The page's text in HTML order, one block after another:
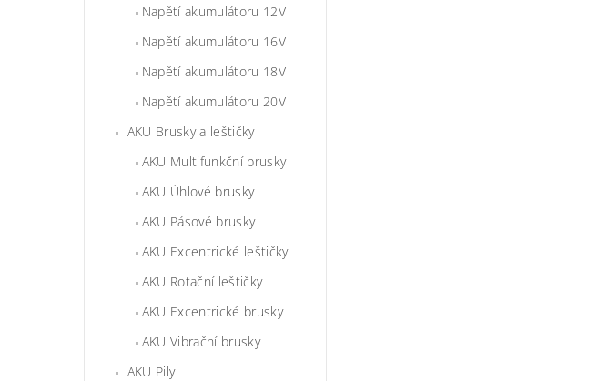
Napětí akumulátoru 12V
Napětí akumulátoru 16V
Napětí akumulátoru 18V
Napětí akumulátoru 20V
AKU Brusky a leštičky
AKU Multifunkční brusky
AKU Úhlové brusky
AKU Pásové brusky
AKU Excentrické leštičky
AKU Rotační leštičky
AKU Excentrické brusky
AKU Vibrační brusky
AKU Pily